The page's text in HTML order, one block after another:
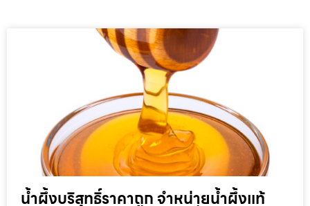
น้ำผึ้งบริสุทธิ์ราคาถูก จำหน่ายน้ำผึ้งแท้